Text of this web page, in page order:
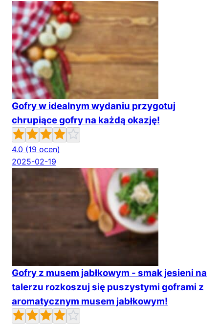
Gofry w idealnym wydaniu przygotuj
chrupiące gofry na każdą okazję!
4.0 (19 ocen)
2025-02-19
Gofry z musem jabłkowym - smak jesieni na
talerzu rozkoszuj się puszystymi goframi z
aromatycznym musem jabłkowym!